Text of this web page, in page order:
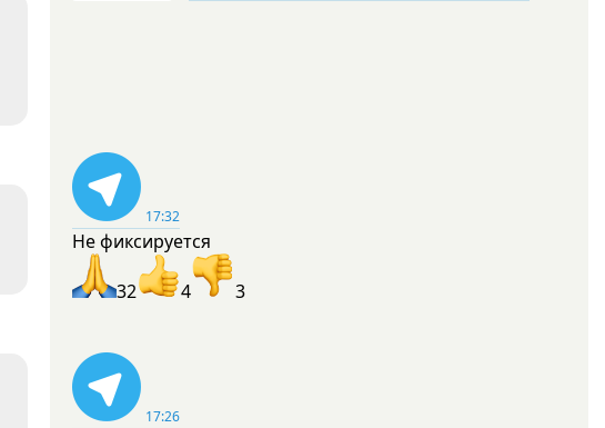
17:32
Не фиксируется
32 4 3
17:26